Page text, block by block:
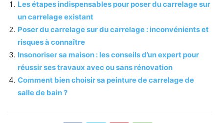
Les étapes indispensables pour poser du carrelage sur
un carrelage existant
Poser du carrelage sur du carrelage : inconvénients et
risques à connaître
Insonoriser sa maison : les conseils d’un expert pour
réussir ses travaux avec ou sans rénovation
Comment bien choisir sa peinture de carrelage de
salle de bain ?